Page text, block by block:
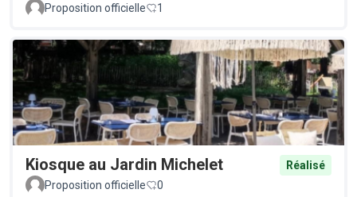
Proposition officielle 1
Kiosque au Jardin Michelet
Réalisé
Proposition officielle
0